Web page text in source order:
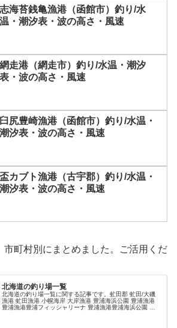
志海苔銭亀漁港（函館市）釣り/水
温・潮汐表・波の高さ・風速
網走港（網走市）釣り/水温・潮汐
表・波の高さ・風速
臼尻豊崎漁港（函館市）釣り/水温・
潮汐表・波の高さ・風速
盃カブト漁港（古宇郡）釣り/水温・
潮汐表・波の高さ・風速
市町村別にまとめました。ご活用くだ
北海道の釣り場一覧
北海道の釣り場一覧に関する記事です。虻田郡 虻田/大磯
漁港 虻田漁港 小幌海岸 大岸漁港 豊浦海浜公園 豊浦漁港
豊浦漁港豊浦フィッシャリーナ 豊浦漁港豊浦海浜公園 礼